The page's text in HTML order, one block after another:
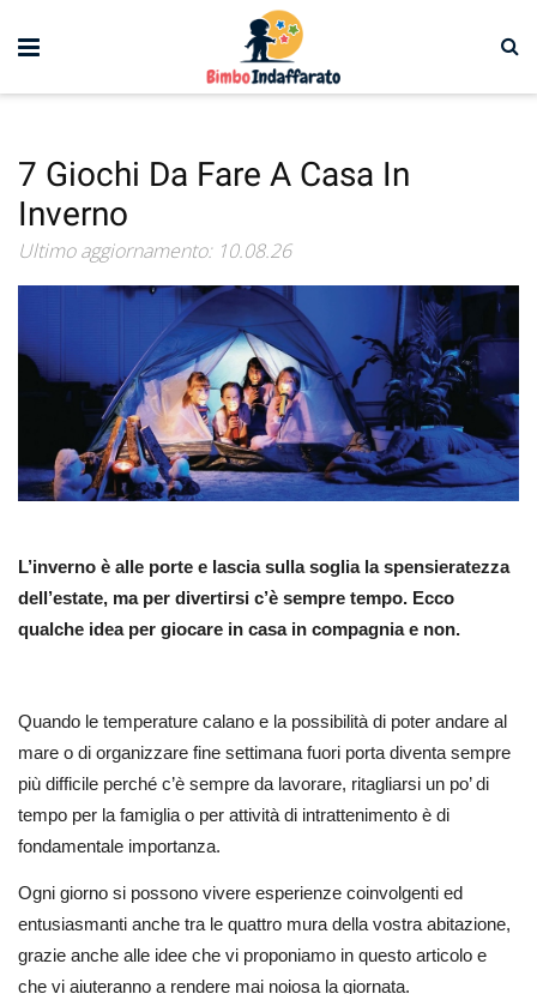
7 Giochi Da Fare A Casa In
Inverno
Ultimo aggiornamento: 10.08.26
L’inverno è alle porte e lascia sulla soglia la spensieratezza
dell’estate, ma per divertirsi c’è sempre tempo. Ecco
qualche idea per giocare in casa in compagnia e non.
Quando le temperature calano e la possibilità di poter andare al
mare o di organizzare fine settimana fuori porta diventa sempre
più difficile perché c’è sempre da lavorare, ritagliarsi un po’ di
tempo per la famiglia o per attività di intrattenimento è di
fondamentale importanza.
Ogni giorno si possono vivere esperienze coinvolgenti ed
entusiasmanti anche tra le quattro mura della vostra abitazione,
grazie anche alle idee che vi proponiamo in questo articolo e
che vi aiuteranno a rendere mai noiosa la giornata.